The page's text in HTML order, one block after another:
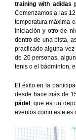
training with adidas
Comenzamos a las
temperatura máxima
iniciación y otro de
dentro de una pista,
practicado alguna
de 20 personas,
tenis o el bádminton,
El éxito en la
desde hace más de
pádel , que es un
eventos como este es